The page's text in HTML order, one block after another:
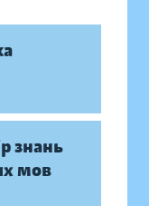
знань
мов